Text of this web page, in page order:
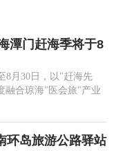
潭门赶海季将于8
8月30日，以"赶海先
融合琼海"医会旅"产业
环岛旅游公路驿站